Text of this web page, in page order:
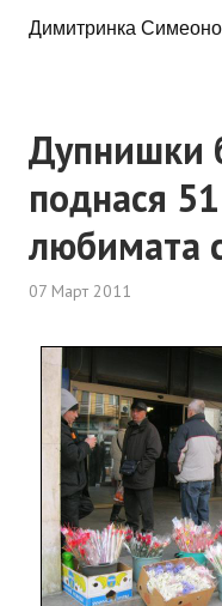
Димитринка
Дупнишки
поднася
любимата
07 Март 2011